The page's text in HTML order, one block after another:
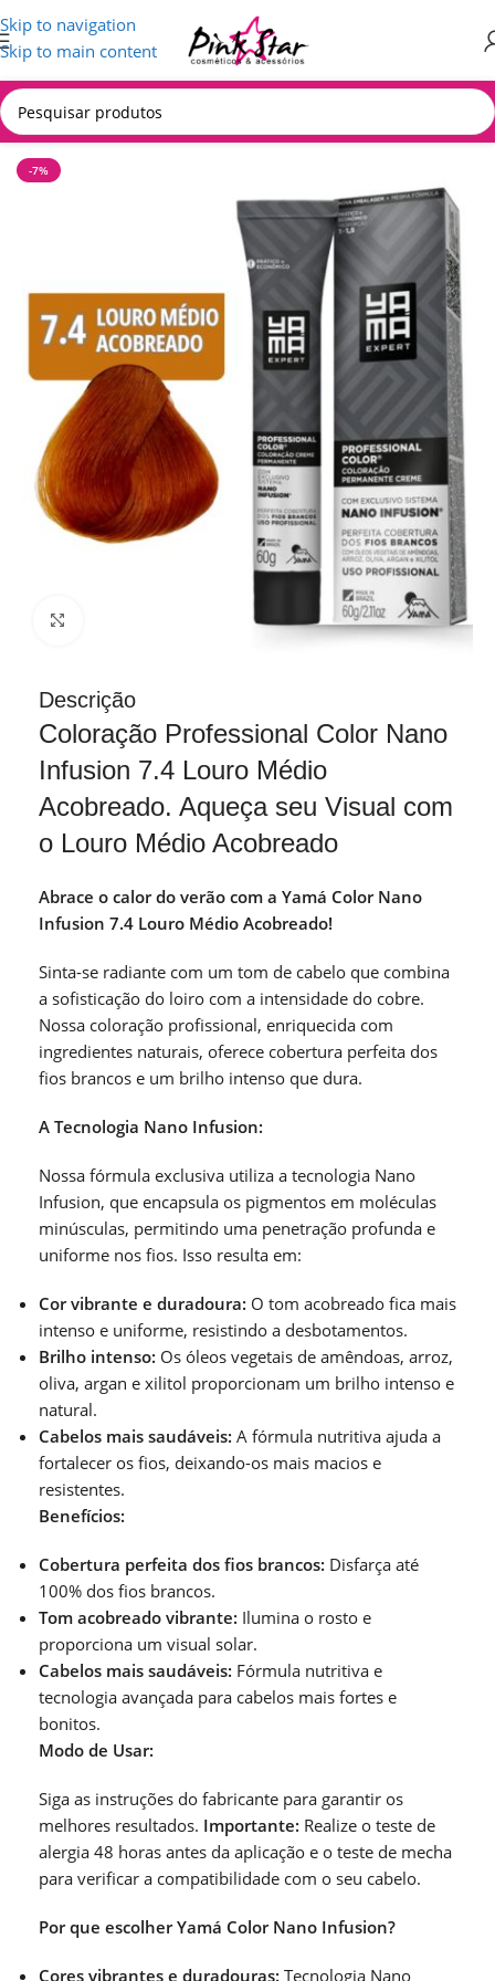
Skip to navigation
Skip to main content
Início/CABELOS/Produtos Yamá
-7%
Descrição
Coloração Professional Color Nano
Infusion 7.4 Louro Médio
Acobreado. Aqueça seu Visual com
o Louro Médio Acobreado
Abrace o calor do verão com a Yamá Color Nano
Infusion 7.4 Louro Médio Acobreado!
Sinta-se radiante com um tom de cabelo que combina
a sofisticação do loiro com a intensidade do cobre.
Nossa coloração profissional, enriquecida com
ingredientes naturais, oferece cobertura perfeita dos
fios brancos e um brilho intenso que dura.
A Tecnologia Nano Infusion:
Nossa fórmula exclusiva utiliza a tecnologia Nano
Infusion, que encapsula os pigmentos em moléculas
minúsculas, permitindo uma penetração profunda e
uniforme nos fios. Isso resulta em:
Cor vibrante e duradoura: O tom acobreado fica mais
intenso e uniforme, resistindo a desbotamentos.
Brilho intenso: Os óleos vegetais de amêndoas, arroz,
oliva, argan e xilitol proporcionam um brilho intenso e
natural.
Cabelos mais saudáveis: A fórmula nutritiva ajuda a
fortalecer os fios, deixando-os mais macios e
resistentes.
Benefícios:
Cobertura perfeita dos fios brancos: Disfarça até
100% dos fios brancos.
Tom acobreado vibrante: Ilumina o rosto e
proporciona um visual solar.
Cabelos mais saudáveis: Fórmula nutritiva e
tecnologia avançada para cabelos mais fortes e
bonitos.
Modo de Usar:
Siga as instruções do fabricante para garantir os
melhores resultados. Importante: Realize o teste de
alergia 48 horas antes da aplicação e o teste de mecha
para verificar a compatibilidade com o seu cabelo.
Por que escolher Yamá Color Nano Infusion?
Cores vibrantes e duradouras: Tecnologia Nano